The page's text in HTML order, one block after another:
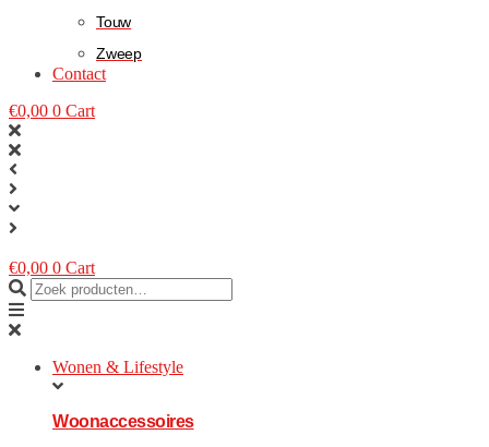
Touw
Zweep
Contact
€0,00 0 Cart
€0,00 0 Cart
Wonen & Lifestyle
Woonaccessoires